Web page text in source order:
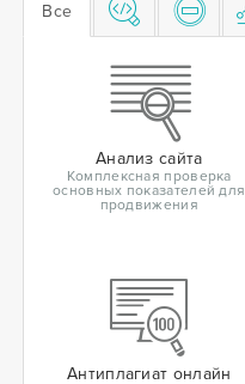
Все
Анализ сайта
Комплексная проверка
основных показателей для
продвижения
Антиплагиат онлайн